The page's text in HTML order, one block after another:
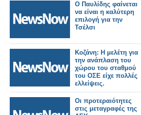
Ο Παυλίδης φαίνεται
να είναι η καλύτερη
επιλογή για την
Τσέλσι
Κοζάνη: Η μελέτη για
την ανάπλαση του
χώρου του σταθμού
του ΟΣΕ είχε πολλές
ελλείψεις.
Οι προτεραιότητες
στις μεταγραφές της